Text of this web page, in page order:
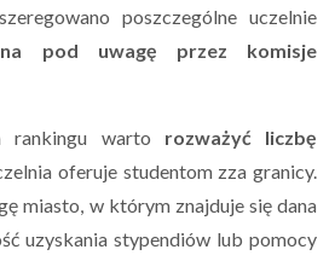
poszczególne uczelnie
pod uwagę przez komisje
rankingu warto rozważyć liczbę
oferuje studentom zza granicy.
miasto, w którym znajduje się dana
uzyskania stypendiów lub pomocy